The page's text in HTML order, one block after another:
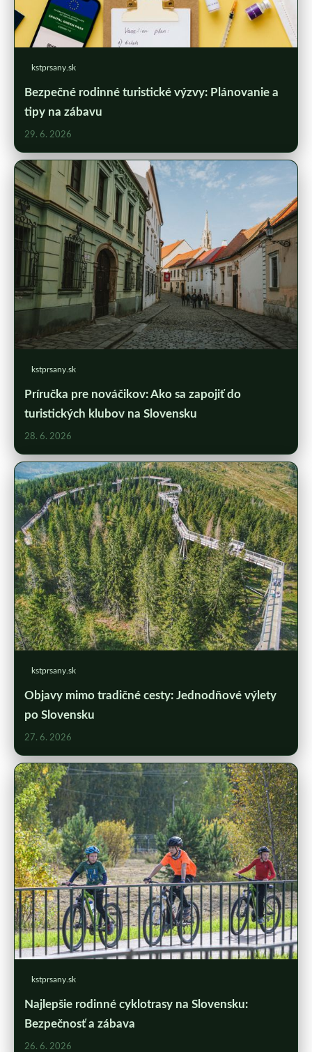
kstprsany.sk
Bezpečné rodinné turistické výzvy: Plánovanie a
tipy na zábavu
29. 6. 2026
kstprsany.sk
Príručka pre nováčikov: Ako sa zapojiť do
turistických klubov na Slovensku
28. 6. 2026
kstprsany.sk
Objavy mimo tradičné cesty: Jednodňové výlety
po Slovensku
27. 6. 2026
kstprsany.sk
Najlepšie rodinné cyklotrasy na Slovensku:
Bezpečnosť a zábava
26. 6. 2026